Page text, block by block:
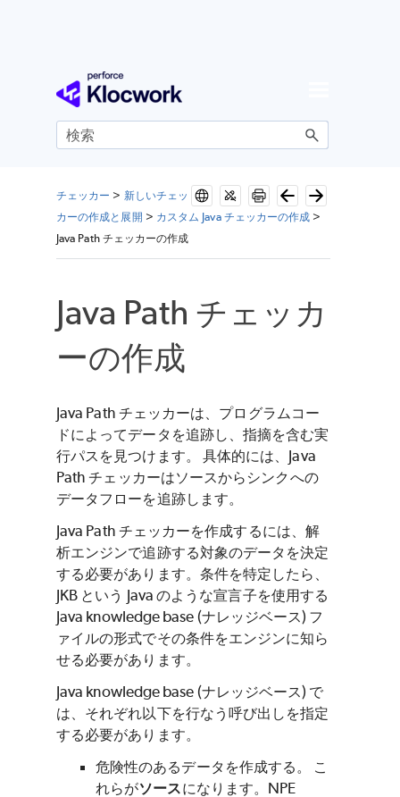
メイン コンテンツにスキップ
チェッカー > 新しいチェッ
カーの作成と展開 > カスタム Java チェッカーの作成 >
Java Path チェッカーの作成
Java Path チェッカ
ーの作成
Java Path チェッカーは、プログラムコー
ドによってデータを追跡し、指摘を含む実
行パスを見つけます。 具体的には、Java
Path チェッカーはソースからシンクへの
データフローを追跡します。
Java Path チェッカーを作成するには、解
析エンジンで追跡する対象のデータを決定
する必要があります。条件を特定したら、
JKB という Java のような宣言子を使用する
Java knowledge base (ナレッジベース) フ
ァイルの形式でその条件をエンジンに知ら
せる必要があります。
Java knowledge base (ナレッジベース) で
は、それぞれ以下を行なう呼び出しを指定
する必要があります。
危険性のあるデータを作成する。 こ
れらがソースになります。NPE